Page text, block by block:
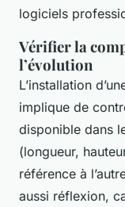
logiciels
Vérifier la
l’évolution
L’installation
implique de
disponible dans
(longueur,
référence à
aussi réflexion,